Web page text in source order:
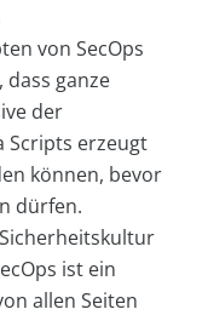
von SecOps
dass ganze
der
Scripts erzeugt
können, bevor
dürfen.
ist ein
allen Seiten